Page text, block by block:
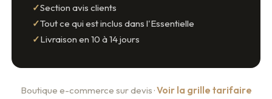
Section avis clients
Tout ce qui est inclus dans l'Essentielle
Livraison en 10 à 14 jours
Boutique e-commerce sur devis ·Voir la grille tarifaire